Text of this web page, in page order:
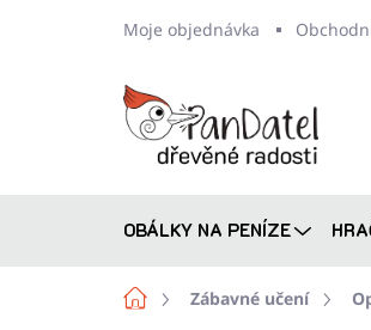
Moje objednávka
OBÁLKY NA PENÍZE
DomůZábavné učení